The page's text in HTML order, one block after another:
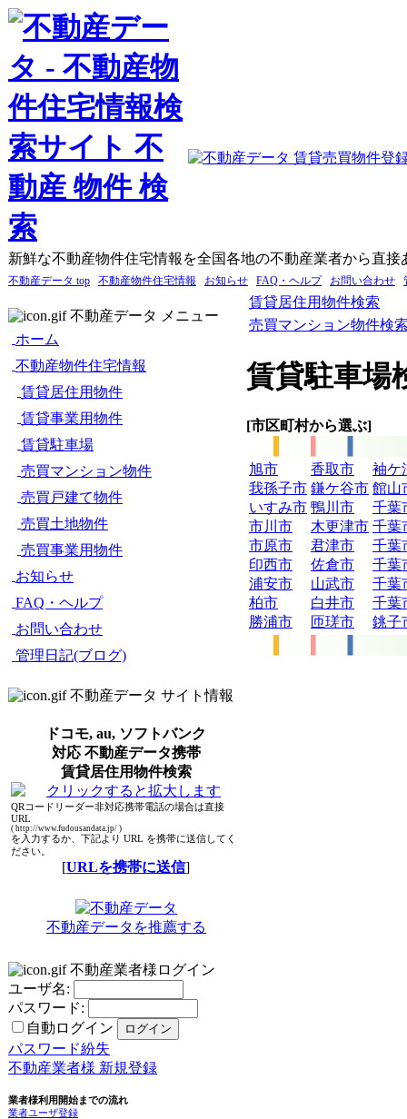
新鮮な不動産物件住宅情報を全国各地の不動産業者から直接
不動産データ top 不動産物件住宅情報 お知らせ FAQ・ヘルプ お問い合わせ
不動産データ メニュー
ホーム
不動産物件住宅情報
賃貸居住用物件
賃貸事業用物件
賃貸駐車場
売買マンション物件
売買戸建て物件
売買土地物件
売買事業用物件
お知らせ
FAQ・ヘルプ
お問い合わせ
管理日記(ブログ)
不動産データ サイト情報
ドコモ, au, ソフトバンク
対応 不動産データ携帯
賃貸居住用物件検索
QRコードリーダー非対応携帯電話の場合は直接
URL
( http://www.fudousandata.jp/ )
を入力するか、下記より URL を携帯に送信してく
ださい。
[URLを携帯に送信]
不動産データを推薦する
不動産業者様ログイン
ユーザ名:
パスワード:
自動ログイン
パスワード紛失
不動産業者様 新規登録
業者様利用開始までの流れ
業者ユーザ登録
賃貸居住用物件検索
売買マンション物件検
賃貸駐車場
[市区町村から選ぶ]
旭市
我孫子市
いすみ市
市川市
市原市
印西市
浦安市
柏市
勝浦市
香取市
鎌ケ谷市
鴨川市
木更津市
君津市
佐倉市
山武市
白井市
匝瑳市
袖ケ
館山
千葉
千葉
千葉
千葉
千葉
千葉
銚子